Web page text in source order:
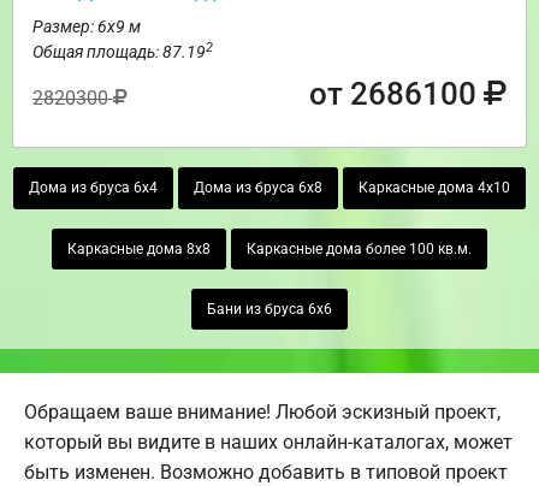
Размер: 6х9 м
Общая площадь: 87.192
2820300 от 2686100
Дома из бруса 6х4 Дома из бруса 6х8 Каркасные дома 4х10
Каркасные дома 8х8 Каркасные дома более 100 кв.м.
Бани из бруса 6х6
Обращаем ваше внимание! Любой эскизный проект,
который вы видите в наших онлайн-каталогах, может
быть изменен. Возможно добавить в типовой проект